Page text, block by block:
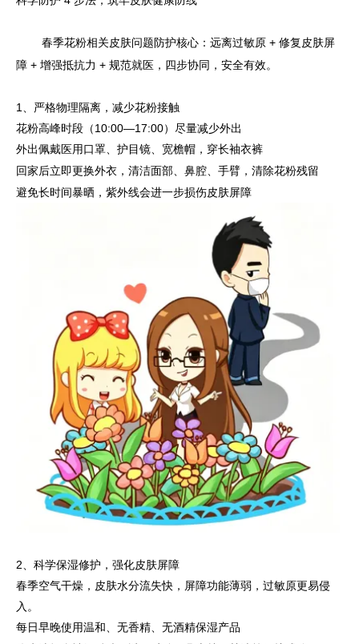
春季花粉相关皮肤问题防护核心：远离过敏原 + 修复皮肤屏
障 + 增强抵抗力 + 规范就医，四步协同，安全有效。
1、严格物理隔离，减少花粉接触
花粉高峰时段（10:00—17:00）尽量减少外出
外出佩戴医用口罩、护目镜、宽檐帽，穿长袖衣裤
回家后立即更换外衣，清洁面部、鼻腔、手臂，清除花粉残留
避免长时间暴晒，紫外线会进一步损伤皮肤屏障
2、科学保湿修护，强化皮肤屏障
春季空气干燥，皮肤水分流失快，屏障功能薄弱，过敏原更易侵
入。
每日早晚使用温和、无香精、无酒精保湿产品